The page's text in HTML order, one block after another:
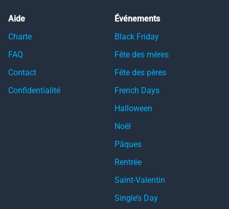
Aide
Charte
FAQ
Contact
Confidentialité
Événements
Black Friday
Fête des mères
Fête des pères
French Days
Halloween
Noël
Pâques
Rentrée
Saint-Valentin
Single’s Day